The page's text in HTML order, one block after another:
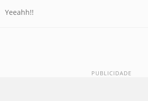
Yeeahh!!